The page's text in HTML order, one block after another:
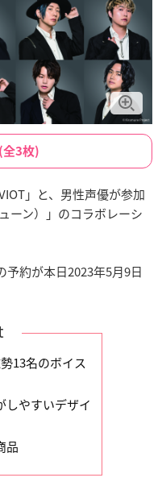
全3枚)
」と、男性声優が参加
ューン）」のコラボレーシ
予約が本日2023年5月9日
13名のボイス
しやすいデザイ
品